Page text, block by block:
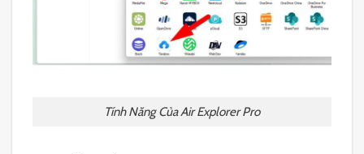
Tính Năng Của Air Explorer Pro